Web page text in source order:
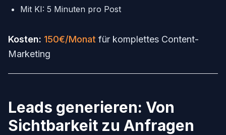
Mit KI: 5 Minuten pro Post
Kosten: 150€/Monat für komplettes Content-
Marketing
Leads generieren: Von
Sichtbarkeit zu Anfragen